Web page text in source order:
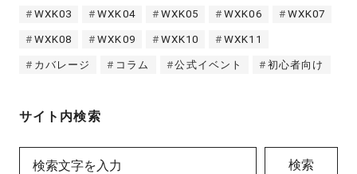
WXK03 WXK04 WXK05 WXK06 WXK07
WXK08 WXK09 WXK10 WXK11
カバレージ コラム 公式イベント 初心者向け
サイト内検索
検索